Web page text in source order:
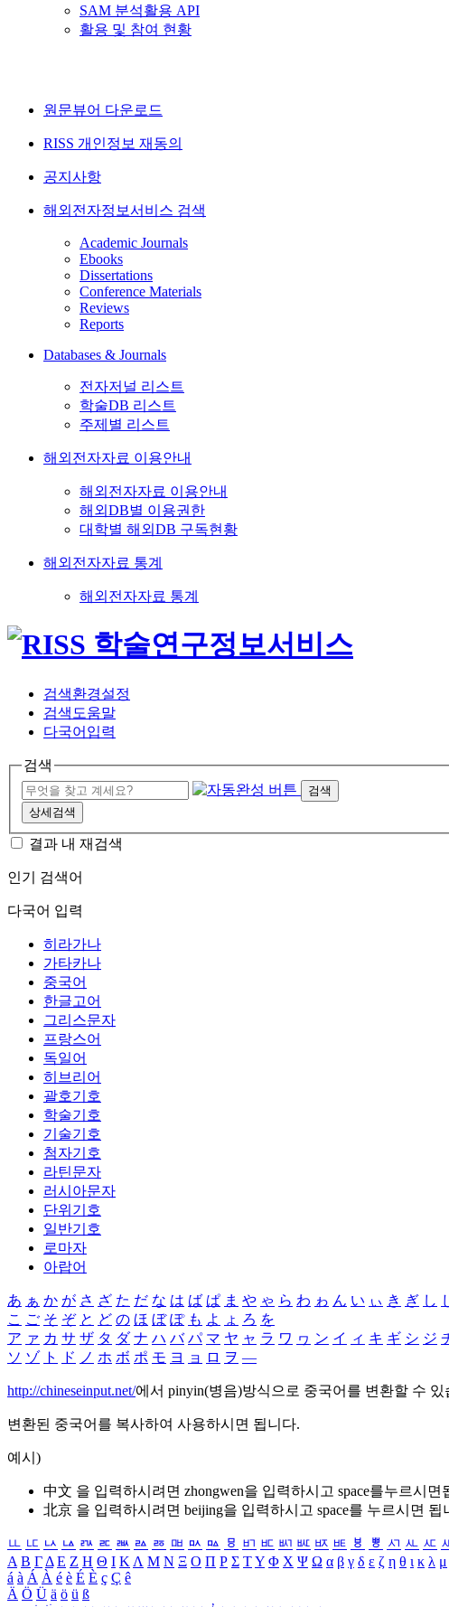
SAM 분석활용 API
활용 및 참여 현황
원문뷰어 다운로드
RISS 개인정보 재동의
공지사항
해외전자정보서비스 검색
Academic Journals
Ebooks
Dissertations
Conference Materials
Reviews
Reports
Databases & Journals
전자저널 리스트
학술DB 리스트
주제별 리스트
해외전자자료 이용안내
해외전자자료 이용안내
해외DB별 이용권한
대학별 해외DB 구독현황
해외전자자료 통계
해외전자자료 통계
검색환경설정
검색도움말
다국어입력
검색
검색
상세검색
결과 내 재검색
인기 검색어
다국어 입력
히라가나
가타카나
중국어
한글고어
그리스문자
프랑스어
독일어
히브리어
괄호기호
학술기호
기술기호
첨자기호
라틴문자
러시아문자
단위기호
일반기호
로마자
아랍어
あ ぁ か が さ ざ た だ な は ば ぱ ま や ゃ ら わ ゎ ん い ぃ き ぎ し
こ ご そ ぞ と ど の ほ ぼ ぽ も よ ょ ろ を
ア ァ カ サ ザ タ ダ ナ ハ バ パ マ ヤ ャ ラ ワ ヮ ン イ ィ キ ギ シ ジ
ソ ゾ ト ド ノ ホ ボ ポ モ ヨ ョ ロ ヲ ―
http://chineseinput.net/에서 pinyin(병음)방식으로 중국어를 변환할 수 있
변환된 중국어를 복사하여 사용하시면 됩니다.
예시)
中文 을 입력하시려면 zhongwen을 입력하시고 space를누르시면
北京 을 입력하시려면 beijing을 입력하시고 space를 누르시면 됩
ㅥ ㅦ ㅧ ㅨ ㅩ ㅪ ㅫ ㅬ ㅭ ㅮ ㅯ ㅰ ㅱ ㅲ ㅳ ㅴ ㅵ ㅶ ㅷ ㅸ ㅹ ㅺ ㅻ ㅼ
Α Β ΓΔ Ε Ζ Η Θ Ι ΚΛ Μ Ν Ξ Ο Π Ρ Σ ΤΥ Φ Χ Ψ Ω α β γ δ ε ζ η θ ι κ λ μ
á à Á À é è É È ç Ç ê
Ä Ö Ü ä ö ü ß